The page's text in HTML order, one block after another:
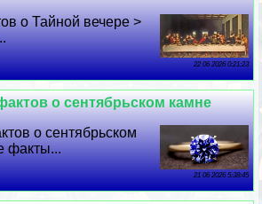
о Тайной вечере >
22 06 2026 0:21:23
о сентябрьском камне
о сентябрьском
факты...
21 06 2026 5:38:45